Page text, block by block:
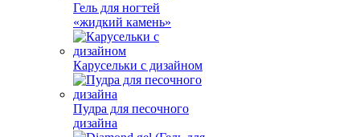
Гель для ногтей
«жидкий камень»
Карусельки с дизайном
Пудра для песочного
дизайна